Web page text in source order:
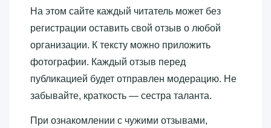
На этом сайте каждый читатель может без
регистрации оставить свой отзыв о любой
организации. К тексту можно приложить
фотографии. Каждый отзыв перед
публикацией будет отправлен модерацию. Не
забывайте, краткость — сестра таланта.
При ознакомлении с чужими отзывами,